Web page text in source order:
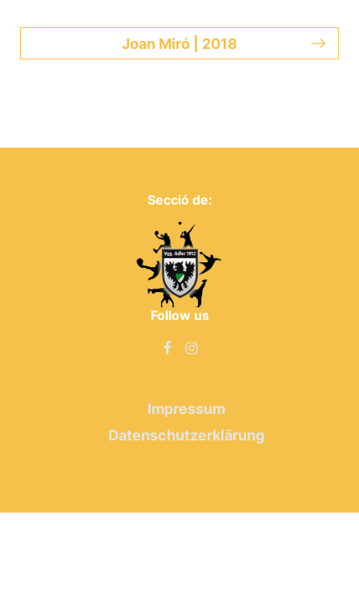
Joan Miró | 2018
Secció de:
Follow us
Impressum
Datenschutzerklärung